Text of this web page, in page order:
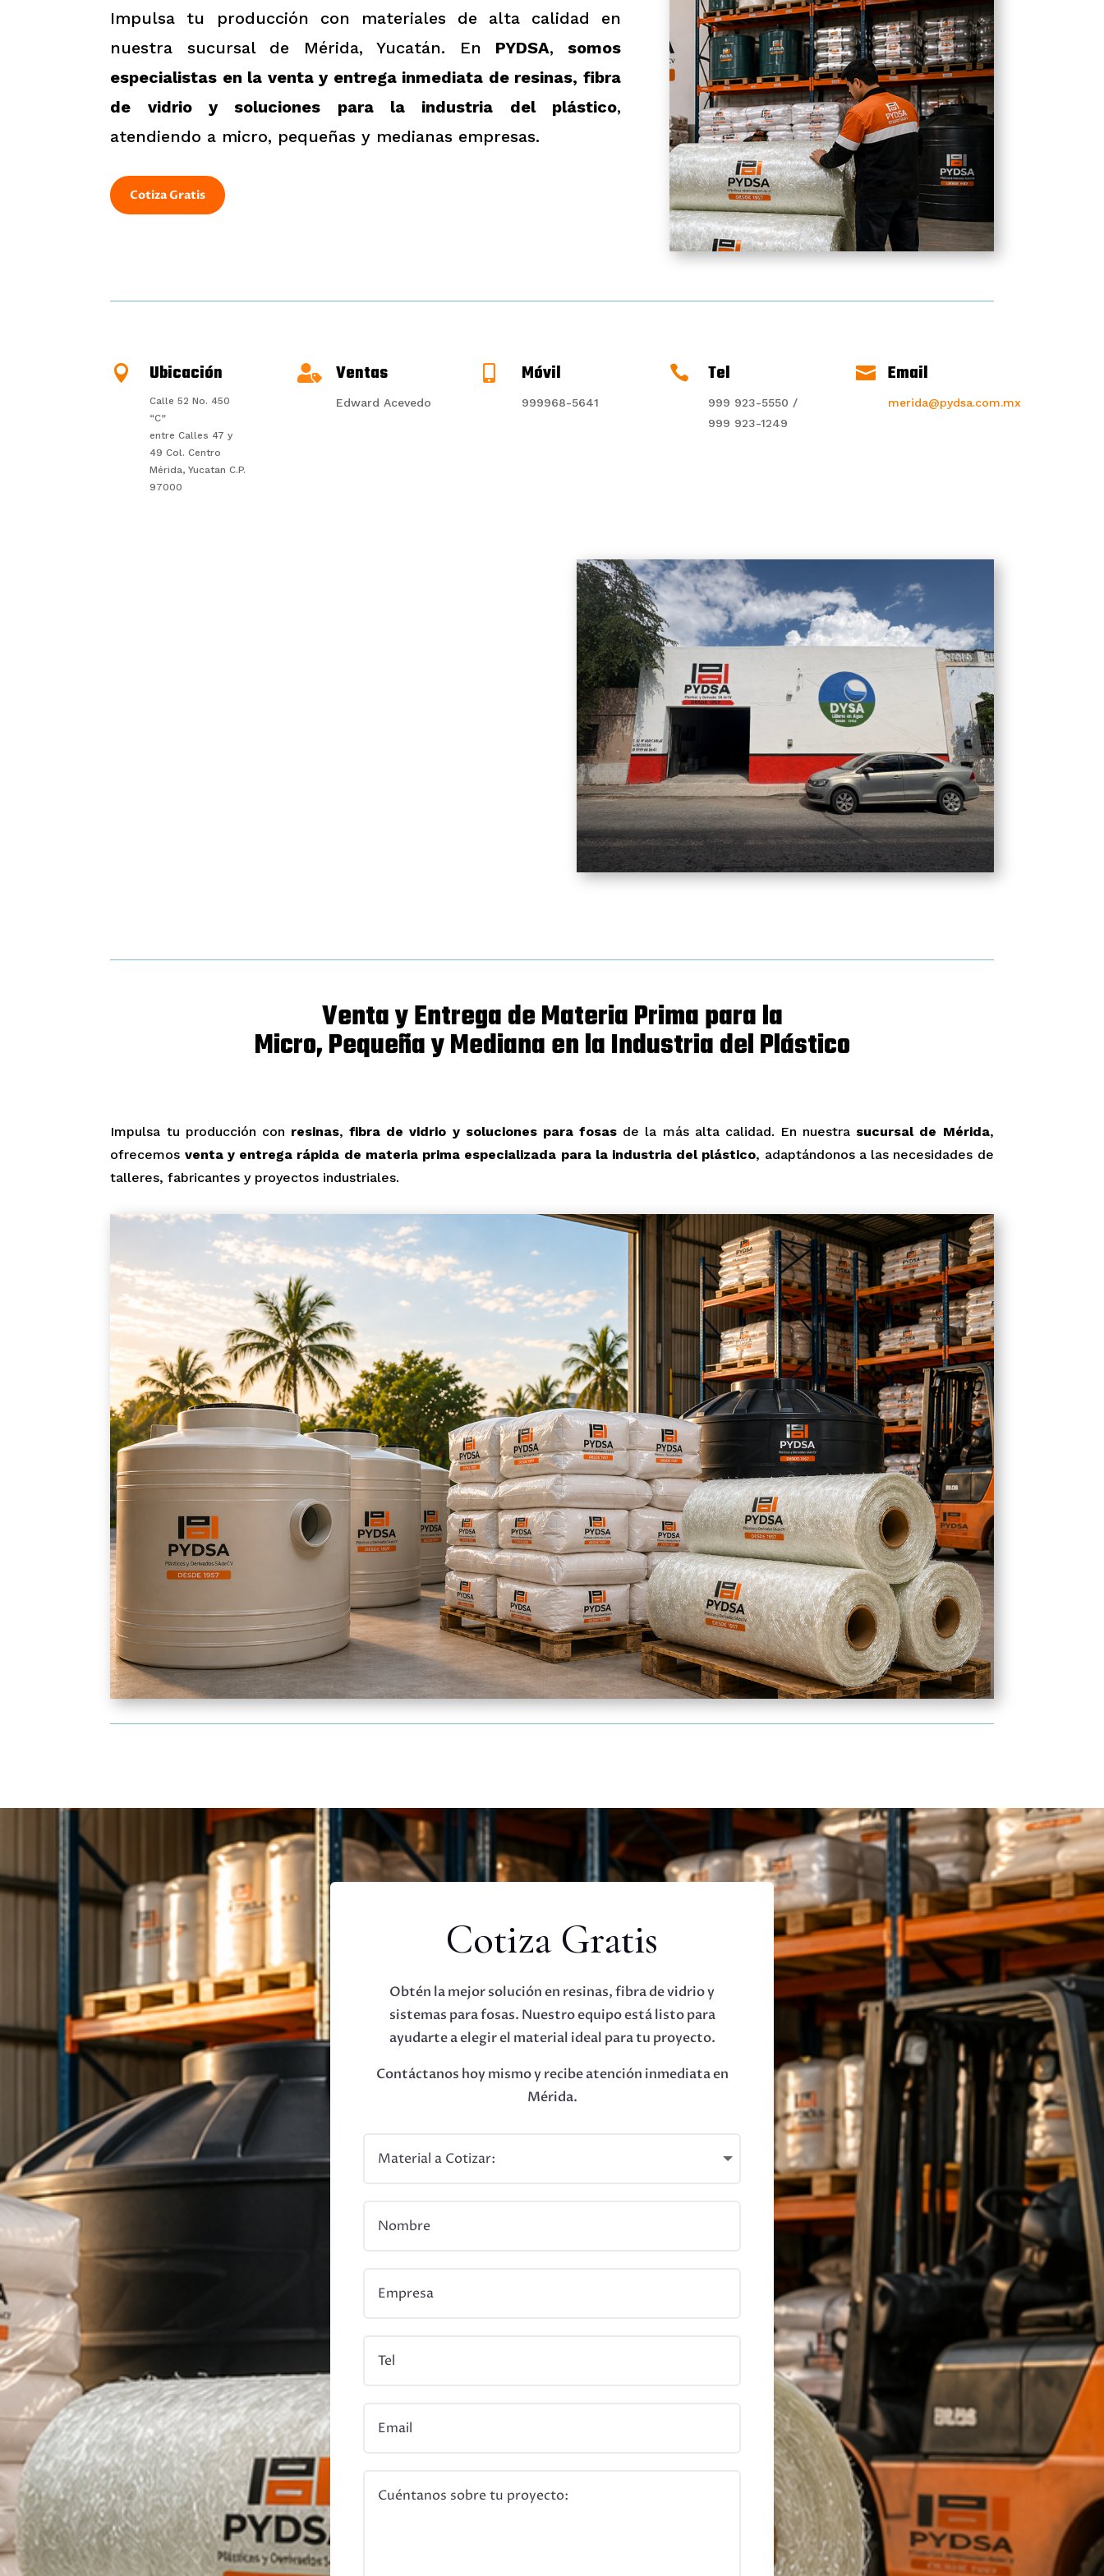
Impulsa tu producción con materiales de alta calidad en
nuestra sucursal de Mérida, Yucatán. En PYDSA, somos
especialistas en la venta y entrega inmediata de resinas, fibra
de vidrio y soluciones para la industria del plástico,
atendiendo a micro, pequeñas y medianas empresas.
Cotiza Gratis
 Ubicación
Calle 52 No. 450
“C”
entre Calles 47 y
49 Col. Centro
Mérida, Yucatan C.P.
97000
 Ventas
Edward Acevedo
 Móvil
999968-5641
 Tel
999 923-5550 /
999 923-1249
 Email
merida@pydsa.com.mx
Venta y Entrega de Materia Prima para la
​Micro, Pequeña y Mediana en la Industria del Plástico
Impulsa tu producción con resinas,fibra de vidrio y soluciones para fosas de la más alta calidad. En nuestra sucursal de Mérida,
ofrecemos venta y entrega rápida de materia prima especializada para la industria del plástico, adaptándonos a las necesidades de
talleres, fabricantes y proyectos industriales.
Cotiza Gratis
Obtén la mejor solución en resinas, fibra de vidrio y
sistemas para fosas. Nuestro equipo está listo para
ayudarte a elegir el material ideal para tu proyecto.
Contáctanos hoy mismo y recibe atención inmediata en
Mérida.